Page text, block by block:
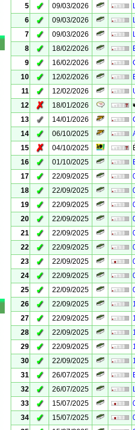
5
✓ 09/03/2026
6
✓ 09/03/2026
7
✓ 09/03/2026
8
✓ 18/02/2026
9
✓ 16/02/2026
10
✓ 12/02/2026
11
✓ 12/02/2026
12
✗ 18/01/2026
13
✓ 14/01/2026
14
✓ 06/10/2025
15
✗ 04/10/2025
16
✓ 01/10/2025
17
✓ 22/09/2025
18
✓ 22/09/2025
19
✓ 22/09/2025
20
✓ 22/09/2025
21
✓ 22/09/2025
22
✓ 22/09/2025
23
✓ 22/09/2025
24
✓ 22/09/2025
25
✓ 22/09/2025
26
✓ 22/09/2025
27
✓ 22/09/2025
28
✓ 22/09/2025
29
✓ 22/09/2025
30
✓ 22/09/2025
31
✓ 26/07/2025
32
✓ 26/07/2025
33
✓ 15/07/2025
34
✓ 15/07/2025